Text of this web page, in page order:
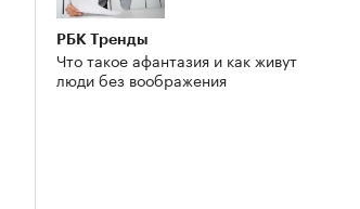
РБК Тренды
Что такое афантазия и как живут
люди без воображения